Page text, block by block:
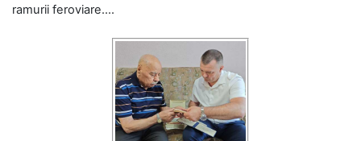
ramurii feroviare....